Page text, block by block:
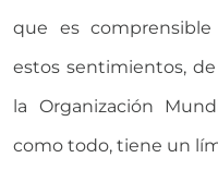
que es
estos sentimientos,
la Organización
como todo, tiene un